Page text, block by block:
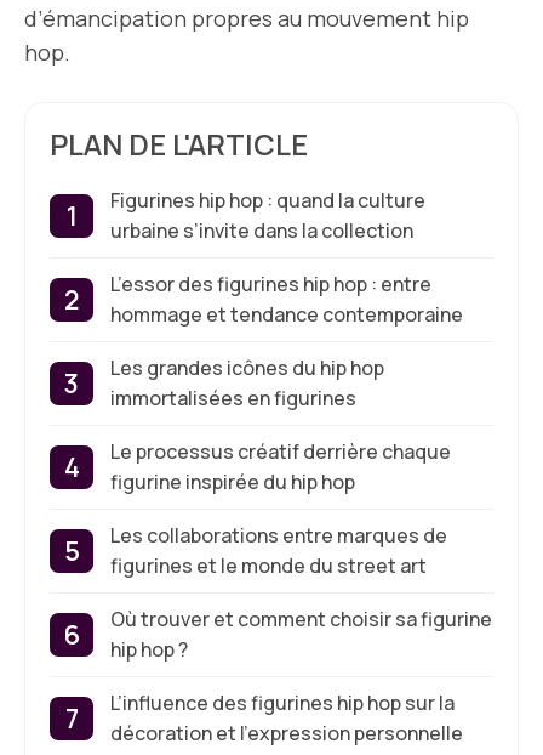
d’émancipation propres au mouvement hip
hop.
PLAN DE L'ARTICLE
Figurines hip hop : quand la culture
urbaine s’invite dans la collection
L’essor des figurines hip hop : entre
hommage et tendance contemporaine
Les grandes icônes du hip hop
immortalisées en figurines
Le processus créatif derrière chaque
figurine inspirée du hip hop
Les collaborations entre marques de
figurines et le monde du street art
Où trouver et comment choisir sa figurine
hip hop ?
L’influence des figurines hip hop sur la
décoration et l’expression personnelle